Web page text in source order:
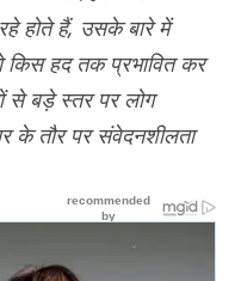
होते हैं, उसके बारे में
किस हद तक प्रभावित कर
से बड़े स्तर पर लोग
के तौर पर संवेदनशीलता